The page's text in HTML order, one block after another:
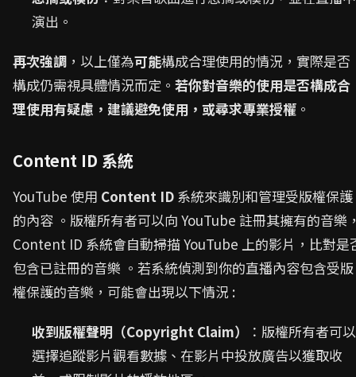
演出。
再次強調 ，以上僅為可能構成合理使用的情況，實際是否
構成仍需視具體情況而定。 若你對音樂的使用是否構成合
理使用有疑慮，建議避免使用，或尋求專業授權 。
Content ID 系統
YouTube 使用 Content ID 系統來識別和管理受版權保護
的內容 。版權所有者可以向 YouTube 註冊其擁有的音樂
Content ID 系統會自動掃描 YouTube 上的影片，比對是
包含已註冊的音樂 。若系統偵測到你的直播內容包含受版
權保護的音樂，可能會出現以下情況 :
收到版權聲明（Copyright Claim）
：版權所有者可以
選擇追蹤影片觀看數據、在影片中投放廣告以獲取收